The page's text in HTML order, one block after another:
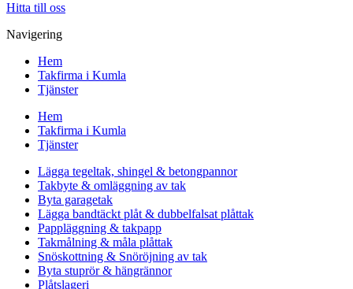
Hitta till oss
Navigering
Hem
Takfirma i Kumla
Tjänster
Hem
Takfirma i Kumla
Tjänster
Lägga tegeltak, shingel & betongpannor
Takbyte & omläggning av tak
Byta garagetak
Lägga bandtäckt plåt & dubbelfalsat plåttak
Pappläggning & takpapp
Takmålning & måla plåttak
Snöskottning & Snöröjning av tak
Byta stuprör & hängrännor
Plåtslageri